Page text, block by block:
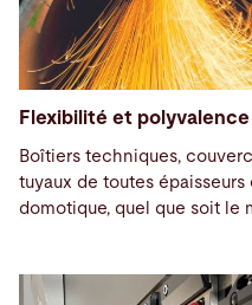
Flexibilité et polyvalence
Boîtiers techniques,
tuyaux de toutes
domotique, quel que soit le